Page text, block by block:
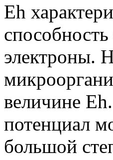
Eh
электроны.
величине
потенциал
большой